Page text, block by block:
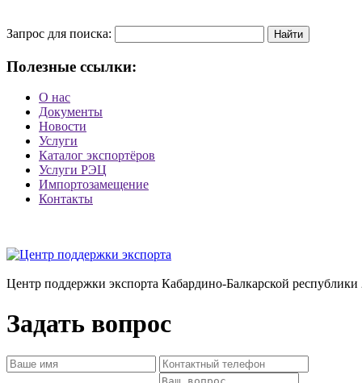
Запрос для поиска:
Полезные ссылки:
О нас
Документы
Новости
Услуги
Каталог экспортёров
Услуги РЭЦ
Импортозамещение
Контакты
Центр поддержки экспорта Кабардино-Балкарской республики
Задать вопрос